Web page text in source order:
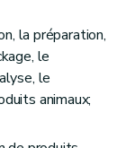
carcasses de porcs
et animaux
européens
la préparation,
le
le
animaux;